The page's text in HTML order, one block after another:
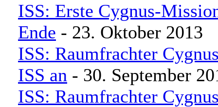
ISS: Erste Cygnus-
Ende - 23. Oktober 2013
ISS: Raumfrachter
ISS an - 30. September
ISS: Raumfrachter